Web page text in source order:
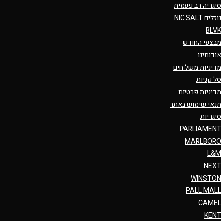
סיגריה רב פעמית
נוזלים NIC SALT
BLVK
מבצעי החודש
אודותינו
מדיניות משלוחים
סל קניות
מדיניות פרטיות
תנאי שימוש באתר
סיגריות
PARLIAMENT
MARLBORO
L&M
NEXT
WINSTON
PALL MALL
CAMEL
KENT